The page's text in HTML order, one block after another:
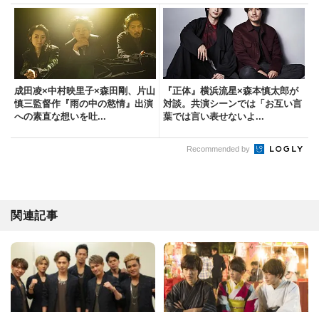
成田凌×中村映里子×森田剛、片山
慎三監督作『雨の中の慾情』出演
への素直な想いを吐...
『正体』横浜流星×森本慎太郎が
対談。共演シーンでは「お互い言
葉では言い表せないよ...
Recommended by
関連記事